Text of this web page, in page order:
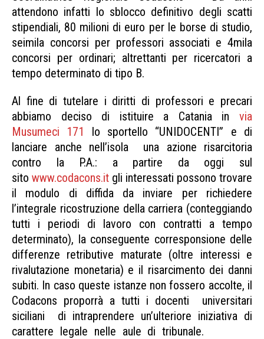
attendono infatti lo sblocco definitivo degli scatti
stipendiali, 80 milioni di euro per le borse di studio,
seimila concorsi per professori associati e 4mila
concorsi per ordinari; altrettanti per ricercatori a
tempo determinato di tipo B.
Al fine di tutelare i diritti di professori e precari
abbiamo deciso di istituire a Catania in via
Musumeci 171
lo sportello “UNIDOCENTI” e di
lanciare anche nell’isola una azione risarcitoria
contro la P.A.: a partire da oggi sul
sito www.codacons.it gli interessati possono trovare
il modulo di diffida da inviare per richiedere
l’integrale ricostruzione della carriera (conteggiando
tutti i periodi di lavoro con contratti a tempo
determinato), la conseguente corresponsione delle
differenze retributive maturate (oltre interessi e
rivalutazione monetaria) e il risarcimento dei danni
subiti. In caso queste istanze non fossero accolte, il
Codacons proporrà a tutti i docenti universitari
siciliani di intraprendere un’ulteriore iniziativa di
carattere legale nelle aule di tribunale.